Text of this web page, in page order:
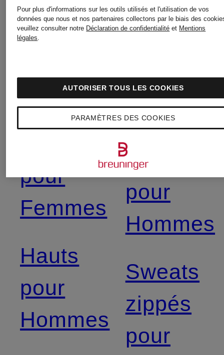
Costumes
Hommes
pour
Femmes
Hauts
pour
Hommes
Sneakers
Femmes
en solde
Sneakers
pour
Hommes
Sweats
zippés
pour
Pour plus d'informations sur les outils utilisés et l'utilisation de vos
données que nous et nos partenaires collectons par le biais des
veuillez consulter notre Déclaration de confidentialité et Mentions
légales.
PARAMÈTRES DES COOKIES
AUTORISER TOUS LES COOKIES